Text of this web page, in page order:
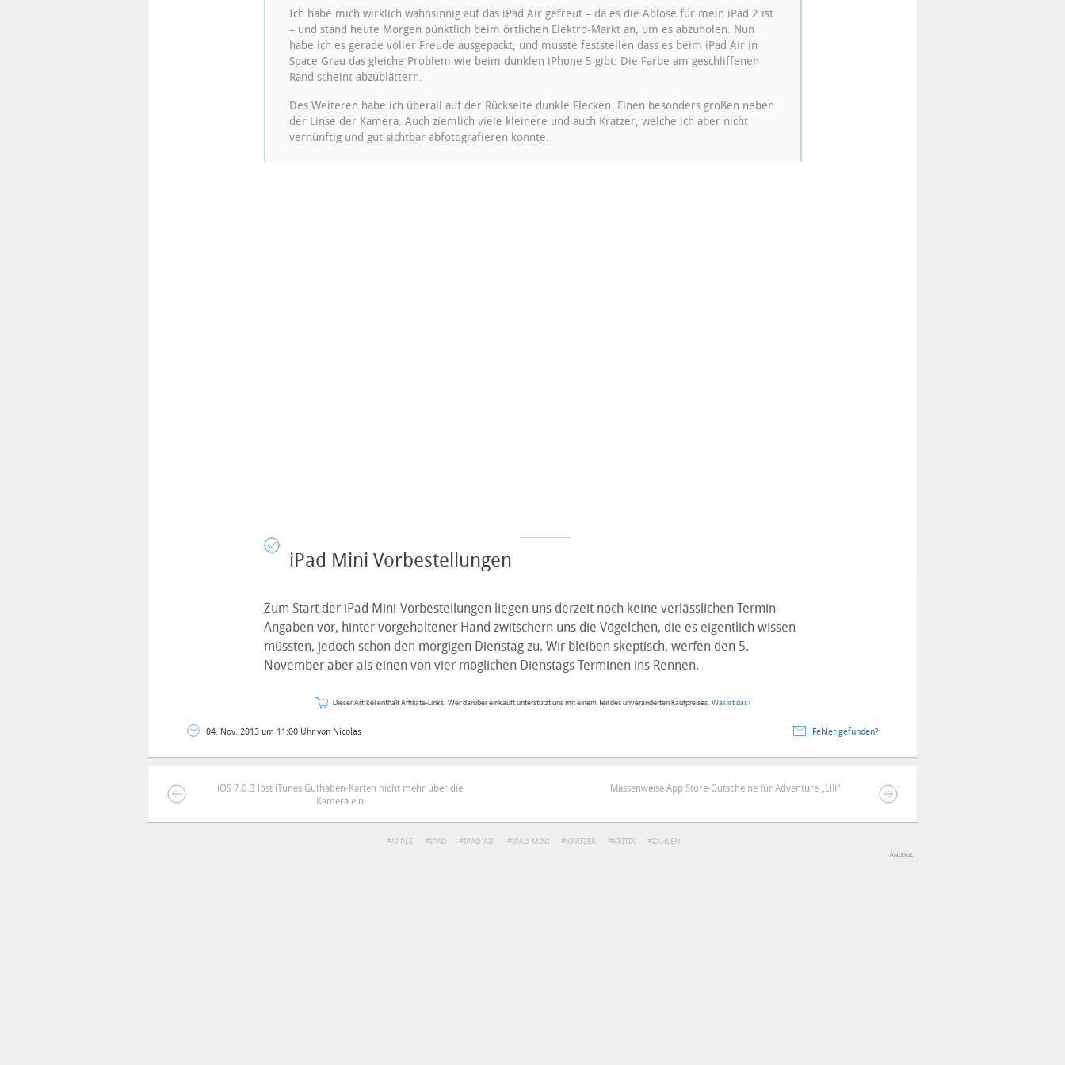
Ich habe mich wirklich wahnsinnig auf das iPad Air gefreut – da es die Ablöse für mein iPad 2 ist
– und stand heute Morgen pünktlich beim örtlichen Elektro-Markt an, um es abzuholen. Nun
habe ich es gerade voller Freude ausgepackt, und musste feststellen dass es beim iPad Air in
Space Grau das gleiche Problem wie beim dunklen iPhone 5 gibt: Die Farbe am geschliffenen
Rand scheint abzublättern.
Des Weiteren habe ich überall auf der Rückseite dunkle Flecken. Einen besonders großen neben
der Linse der Kamera. Auch ziemlich viele kleinere und auch Kratzer, welche ich aber nicht
vernünftig und gut sichtbar abfotografieren konnte.
iPad Mini Vorbestellungen
Zum Start der iPad Mini-Vorbestellungen liegen uns derzeit noch keine verlässlichen Termin-
Angaben vor, hinter vorgehaltener Hand zwitschern uns die Vögelchen, die es eigentlich wissen
müssten, jedoch schon den morgigen Dienstag zu. Wir bleiben skeptisch, werfen den 5.
November aber als einen von vier möglichen Dienstags-Terminen ins Rennen.
Dieser Artikel enthält Affiliate-Links. Wer darüber einkauft unterstützt uns mit einem Teil des unveränderten Kaufpreises. Was ist das?
04. Nov. 2013 um 11:00 Uhr von Nicolas Fehler gefunden?
iOS 7.0.3 löst iTunes Guthaben-Karten nicht mehr über die
Kamera ein
Massenweise App Store-Gutscheine für Adventure „Lili“
APPLE IPAD IPAD AIR IPAD MINI KRATZER KRITIK ZAHLEN